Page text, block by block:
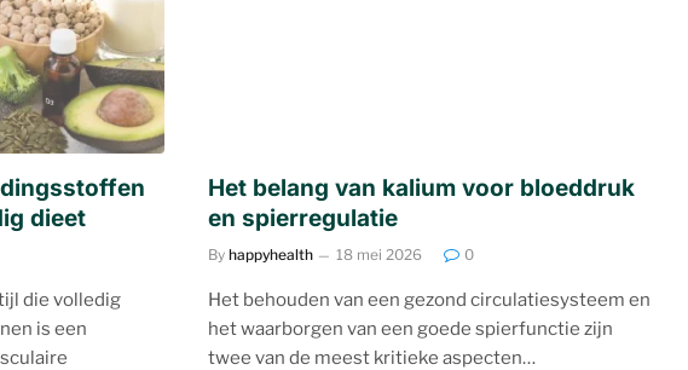
dieet
die volledig
is een
Het belang van kalium voor bloeddruk
en spierregulatie
By happyhealth 18 mei 2026 0
Het behouden van een gezond circulatiesysteem en
het waarborgen van een goede spierfunctie zijn
twee van de meest kritieke aspecten…